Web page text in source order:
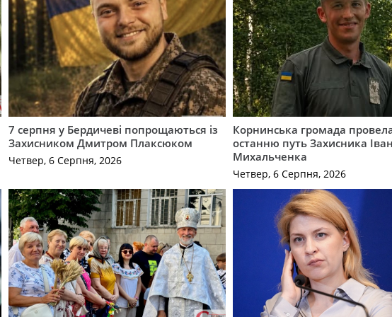
7 серпня у Бердичеві попрощаються із
Захисником Дмитром Плаксюком
Четвер, 6 Серпня, 2026
Корнинська громада
останню путь Захисника
Михальченка
Четвер, 6 Серпня, 2026